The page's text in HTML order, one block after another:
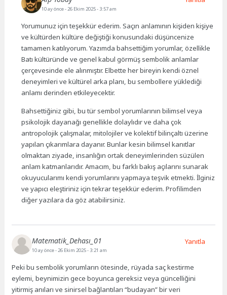
10 ay önce- 26 Ekim 2025 - 3:57 am
Yorumunuz için teşekkür ederim. Saçın anlamının kişiden kişiye
ve kültürden kültüre değiştiği konusundaki düşüncenize
tamamen katılıyorum. Yazımda bahsettiğim yorumlar, özellikle
Batı kültüründe ve genel kabul görmüş sembolik anlamlar
çerçevesinde ele alınmıştır. Elbette her bireyin kendi öznel
deneyimleri ve kültürel arka planı, bu sembollere yüklediği
anlamı derinden etkileyecektir.
Bahsettiğiniz gibi, bu tür sembol yorumlarının bilimsel veya
psikolojik dayanağı genellikle dolaylıdır ve daha çok
antropolojik çalışmalar, mitolojiler ve kolektif bilinçaltı üzerine
yapılan çıkarımlara dayanır. Bunlar kesin bilimsel kanıtlar
olmaktan ziyade, insanlığın ortak deneyimlerinden süzülen
anlam katmanlarıdır. Amacım, bu farklı bakış açılarını sunarak
okuyucularımı kendi yorumlarını yapmaya teşvik etmekti. İlginiz
ve yapıcı eleştiriniz için tekrar teşekkür ederim. Profilimden
diğer yazılara da göz atabilirsiniz.
Matematik_Dehası_01
10 ay önce- 26 Ekim 2025 - 3:21 am
Peki bu sembolik yorumların ötesinde, rüyada saç kestirme
eylemi, beynimizin gece boyunca gereksiz veya güncelliğini
yitirmiş anıları ve sinirsel bağlantıları “budayan” bir veri
Yanıtla